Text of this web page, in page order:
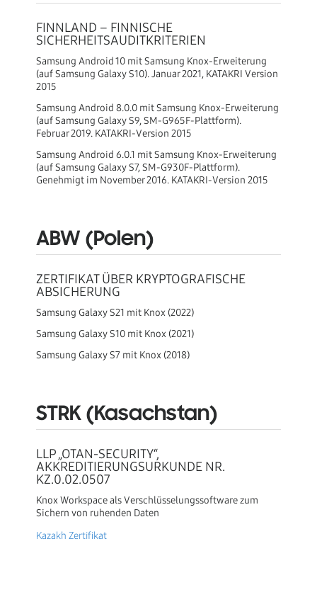
FINNLAND – FINNISCHE
SICHERHEITSAUDITKRITERIEN
Samsung Android 10 mit Samsung Knox-Erweiterung
(auf Samsung Galaxy S10). Januar 2021, KATAKRI Version
2015
Samsung Android 8.0.0 mit Samsung Knox-Erweiterung
(auf Samsung Galaxy S9, SM-G965F-Plattform).
Februar 2019. KATAKRI-Version 2015
Samsung Android 6.0.1 mit Samsung Knox-Erweiterung
(auf Samsung Galaxy S7, SM-G930F-Plattform).
Genehmigt im November 2016. KATAKRI-Version 2015
ABW (Polen)
ZERTIFIKAT ÜBER KRYPTOGRAFISCHE
ABSICHERUNG
Samsung Galaxy S21 mit Knox (2022)
Samsung Galaxy S10 mit Knox (2021)
Samsung Galaxy S7 mit Knox (2018)
STRK (Kasachstan)
LLP „OTAN-SECURITY“,
AKKREDITIERUNGSURKUNDE NR.
KZ.0.02.0507
Knox Workspace als Verschlüsselungssoftware zum
Sichern von ruhenden Daten
Kazakh Zertifikat